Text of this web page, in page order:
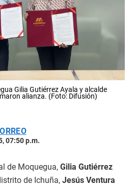
Gilia Gutiérrez Ayala y alcalde
alianza. (Foto: Difusión)
07:50 p.m.
de Moquegua, Gilia Gutiérrez
de Ichuña, Jesús Ventura